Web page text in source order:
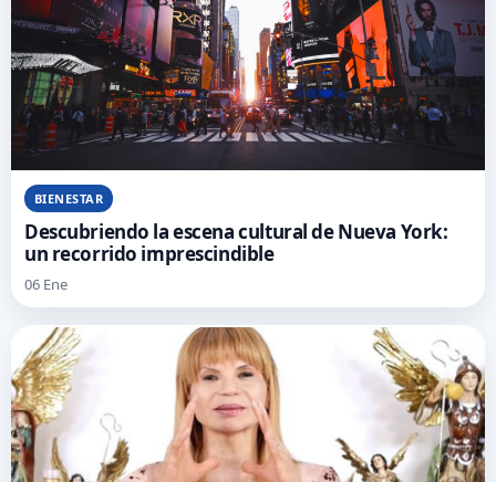
BIENESTAR
Descubriendo la escena cultural de Nueva York:
un recorrido imprescindible
06 Ene